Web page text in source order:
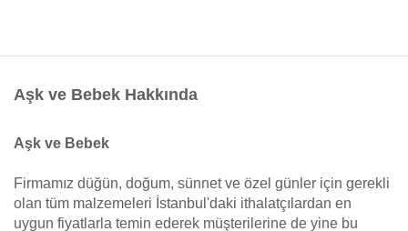
Aşk ve Bebek Hakkında
Aşk ve Bebek
Firmamız düğün, doğum, sünnet ve özel günler için gerekli
olan tüm malzemeleri İstanbul'daki ithalatçılardan en
uygun fiyatlarla temin ederek müşterilerine de yine bu